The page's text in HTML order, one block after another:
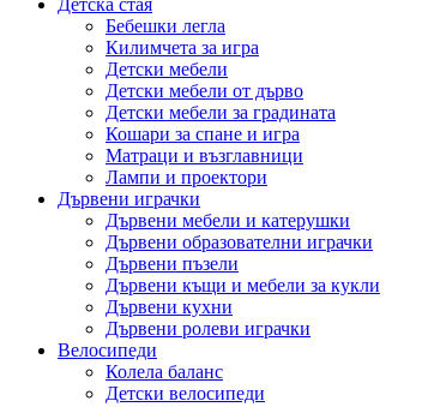
Детска стая
Бебешки легла
Килимчета за игра
Детски мебели
Детски мебели от дърво
Детски мебели за градината
Кошари за спане и игра
Матраци и възглавници
Лампи и проектори
Дървени играчки
Дървени мебели и катерушки
Дървени образователни играчки
Дървени пъзели
Дървени къщи и мебели за кукли
Дървени кухни
Дървени ролеви играчки
Велосипеди
Колела баланс
Детски велосипеди